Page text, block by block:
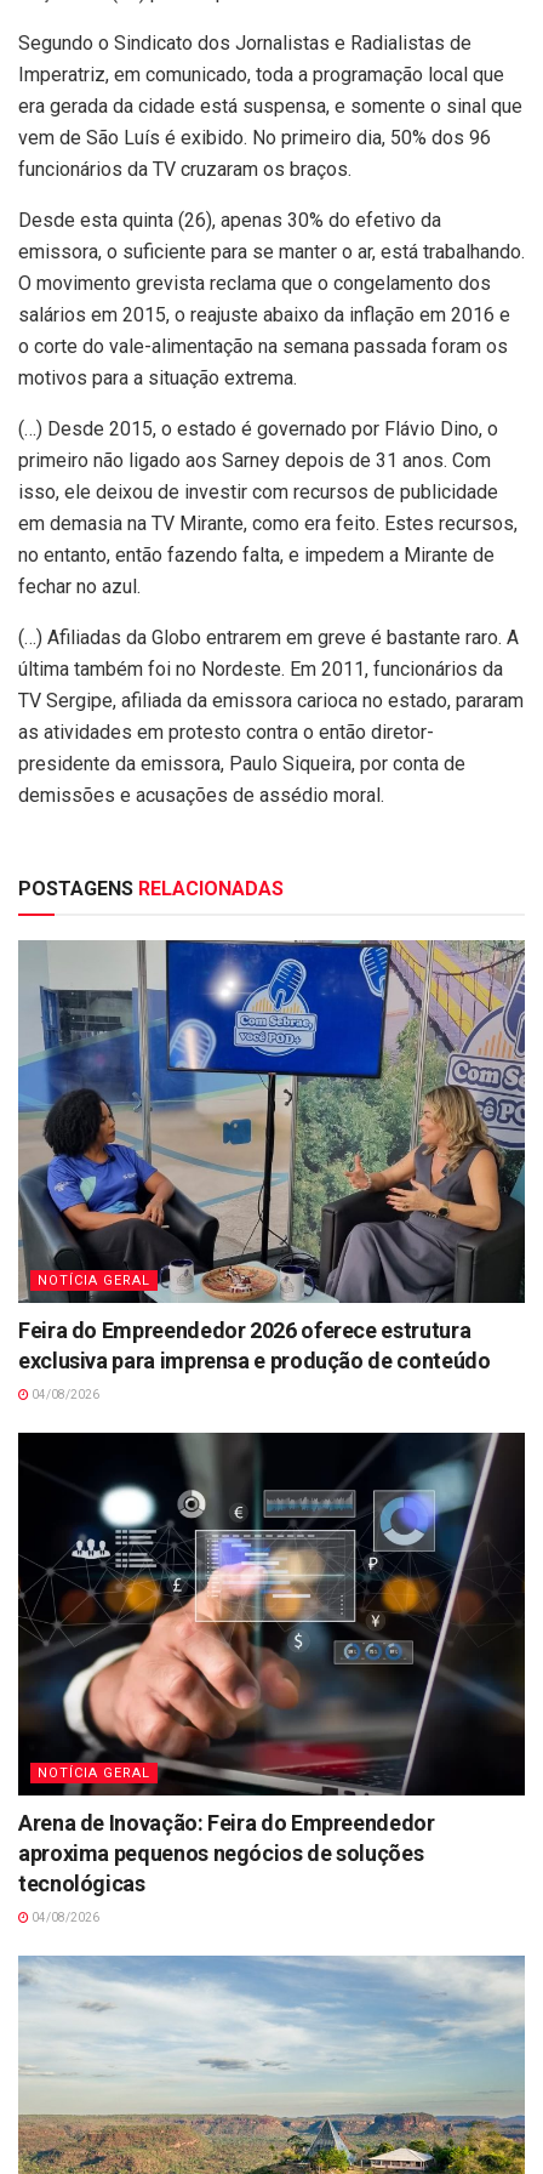
Segundo o Sindicato dos Jornalistas e Radialistas de
Imperatriz, em comunicado, toda a programação local que
era gerada da cidade está suspensa, e somente o sinal que
vem de São Luís é exibido. No primeiro dia, 50% dos 96
funcionários da TV cruzaram os braços.
Desde esta quinta (26), apenas 30% do efetivo da
emissora, o suficiente para se manter o ar, está trabalhando.
O movimento grevista reclama que o congelamento dos
salários em 2015, o reajuste abaixo da inflação em 2016 e
o corte do vale-alimentação na semana passada foram os
motivos para a situação extrema.
(…) Desde 2015, o estado é governado por Flávio Dino, o
primeiro não ligado aos Sarney depois de 31 anos. Com
isso, ele deixou de investir com recursos de publicidade
em demasia na TV Mirante, como era feito. Estes recursos,
no entanto, então fazendo falta, e impedem a Mirante de
fechar no azul.
(…) Afiliadas da Globo entrarem em greve é bastante raro. A
última também foi no Nordeste. Em 2011, funcionários da
TV Sergipe, afiliada da emissora carioca no estado, pararam
as atividades em protesto contra o então diretor-
presidente da emissora, Paulo Siqueira, por conta de
demissões e acusações de assédio moral.
POSTAGENS RELACIONADAS
NOTÍCIA GERAL
Feira do Empreendedor 2026 oferece estrutura
exclusiva para imprensa e produção de conteúdo
04/08/2026
NOTÍCIA GERAL
Arena de Inovação: Feira do Empreendedor
aproxima pequenos negócios de soluções
tecnológicas
04/08/2026